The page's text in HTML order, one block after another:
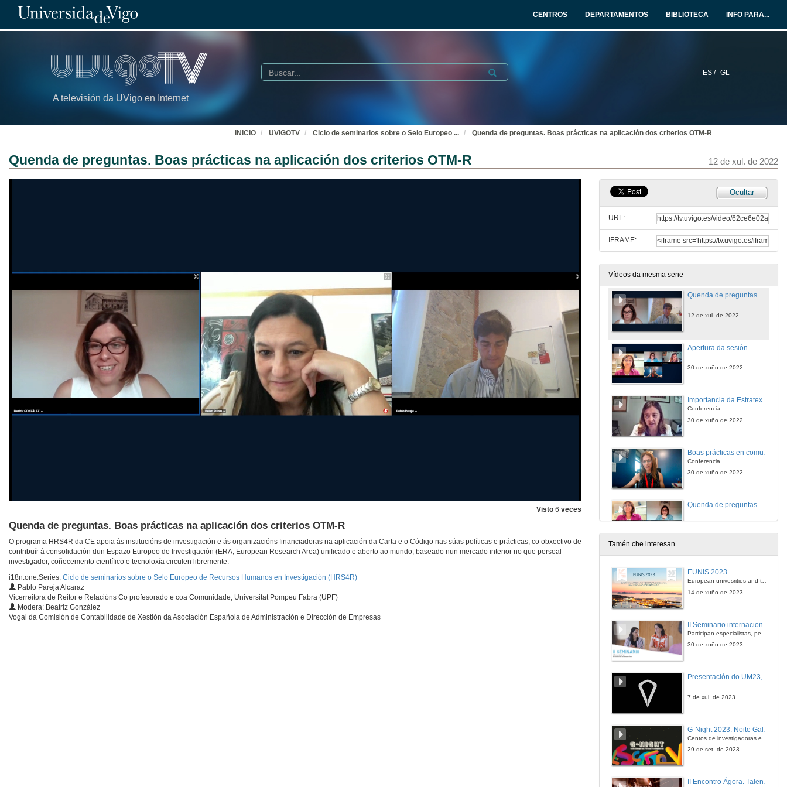
CENTROS DEPARTAMENTOS BIBLIOTECA INFO PARA...
A televisión da UVigo en Internet
ES / GL
Buscar Submit
INICIO UVIGOTV Ciclo de seminarios sobre o Selo Europeo ... Quenda de preguntas. Boas prácticas na aplicación dos criterios OTM-R
Quenda de preguntas. Boas prácticas na aplicación dos criterios OTM-R 12 de xul. de 2022
Visto 6 veces
Quenda de preguntas. Boas prácticas na aplicación dos criterios OTM-R
O programa HRS4R da CE apoia ás institucións de investigación e ás organizacións financiadoras na aplicación da Carta e o Código nas súas políticas e prácticas, co obxectivo de
contribuír á consolidación dun Espazo Europeo de Investigación (ERA, European Research Area) unificado e aberto ao mundo, baseado nun mercado interior no que persoal
investigador, coñecemento científico e tecnoloxía circulen libremente.
i18n.one.Series: Ciclo de seminarios sobre o Selo Europeo de Recursos Humanos en Investigación (HRS4R)
Pablo Pareja Alcaraz
Vicerreitora de Reitor e Relacións Co profesorado e coa Comunidade, Universitat Pompeu Fabra (UPF)
Modera: Beatriz González
Vogal da Comisión de Contabilidade de Xestión da Asociación Española de Administración e Dirección de Empresas
Ocultar
URL:
IFRAME:
Vídeos da mesma serie
Apertura da xornada e presentación de Pablo Pareja Alcaraz
Boas prácticas na aplicación dos criterios OTM-R
Conferencia
12 de xul. de 2022
Quenda de preguntas. Boas prácticas na aplicación dos criterios OTM-R
12 de xul. de 2022
Apertura da sesión
30 de xuño de 2022
Importancia da Estratexia Europea de Recursos Humanos en Investigación (HRS4R)
Conferencia
30 de xuño de 2022
Conferencia
30 de xuño de 2022
Quenda de preguntas
Apertura do acto, e presentación de Luis Boada
22 de xuño de 2022
16 de xuño de 2022
Tamén che interesan
EUNIS 2023
European univesrities and the digital transformation: challenges and opportunities ahead
14 de xuño de 2023
Participan especialistas, pensadores e pensadoras que traballan desde hai anos sobre temas de pensamento contemporáneo en universidades de Estados Unidos, Reino Unido, Canadá, México e España.
30 de xuño de 2023
Presentación do UM23, o novo monopraza de UVigo Motorsport
7 de xul. de 2023
Centos de investigadoras e investigadores, decenas de actividades e sete cidades
29 de set. de 2023
II Encontro Ágora. Talento e innovación na era da transformación dixital